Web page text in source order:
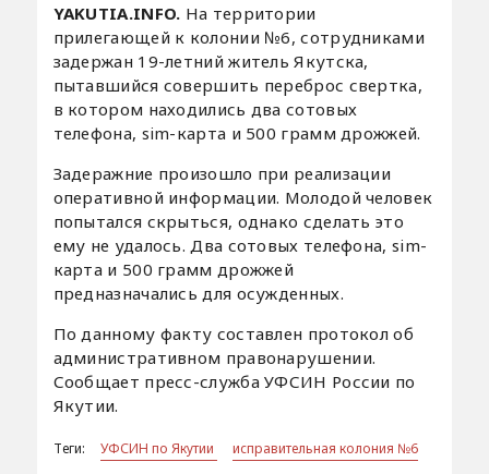
YAKUTIA.INFO. На территории
прилегающей к колонии №6, сотрудниками
задержан 19-летний житель Якутска,
пытавшийся совершить переброс свертка,
в котором находились два сотовых
телефона, sim-карта и 500 грамм дрожжей.
Задеражние произошло при реализации
оперативной информации. Молодой человек
попытался скрыться, однако сделать это
ему не удалось. Два сотовых телефона, sim-
карта и 500 грамм дрожжей
предназначались для осужденных.
По данному факту составлен протокол об
административном правонарушении.
Сообщает пресс-служба УФСИН России по
Якутии.
Теги: УФСИН по Якутии
исправительная колония №6